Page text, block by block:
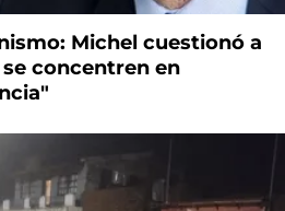
Michel cuestionó a
concentren en